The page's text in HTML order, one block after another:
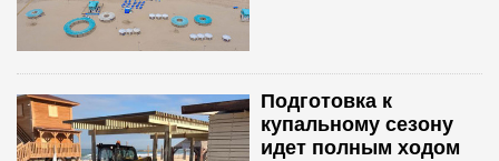
Подготовка к
купальному сезону
идет полным ходом